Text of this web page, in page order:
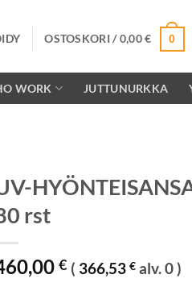
OSTOSKORI /0,00€ 0
WORK JUTTUNURKKA
rst
€ ( 366,53€ alv. 0 )